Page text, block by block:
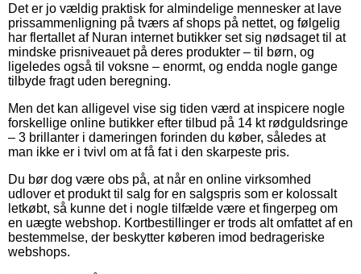
Det er jo vældig praktisk for almindelige mennesker at lave
prissammenligning på tværs af shops på nettet, og følgelig
har flertallet af Nuran internet butikker set sig nødsaget til at
mindske prisniveauet på deres produkter – til børn, og
ligeledes også til voksne – enormt, og endda nogle gange
tilbyde fragt uden beregning.
Men det kan alligevel vise sig tiden værd at inspicere nogle
forskellige online butikker efter tilbud på 14 kt rødguldsringe
– 3 brillanter i dameringen forinden du køber, således at
man ikke er i tvivl om at få fat i den skarpeste pris.
Du bør dog være obs på, at når en online virksomhed
udlover et produkt til salg for en salgspris som er kolossalt
letkøbt, så kunne det i nogle tilfælde være et fingerpeg om
en uægte webshop. Kortbestillinger er trods alt omfattet af en
bestemmelse, der beskytter køberen imod bedrageriske
webshops.